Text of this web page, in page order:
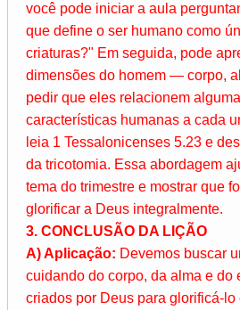
você pode iniciar a aula
que define o ser humano como
criaturas?" Em seguida, pode
dimensões do homem — corpo,
pedir que eles relacionem
características humanas a cada
leia 1 Tessalonicenses 5.23 e
da tricotomia. Essa abordagem
tema do trimestre e mostrar que
glorificar a Deus integralmente.
3. CONCLUSÃO DA LIÇÃO
A) Aplicação: Devemos buscar
cuidando do corpo, da alma e do
criados por Deus para glorificá-lo